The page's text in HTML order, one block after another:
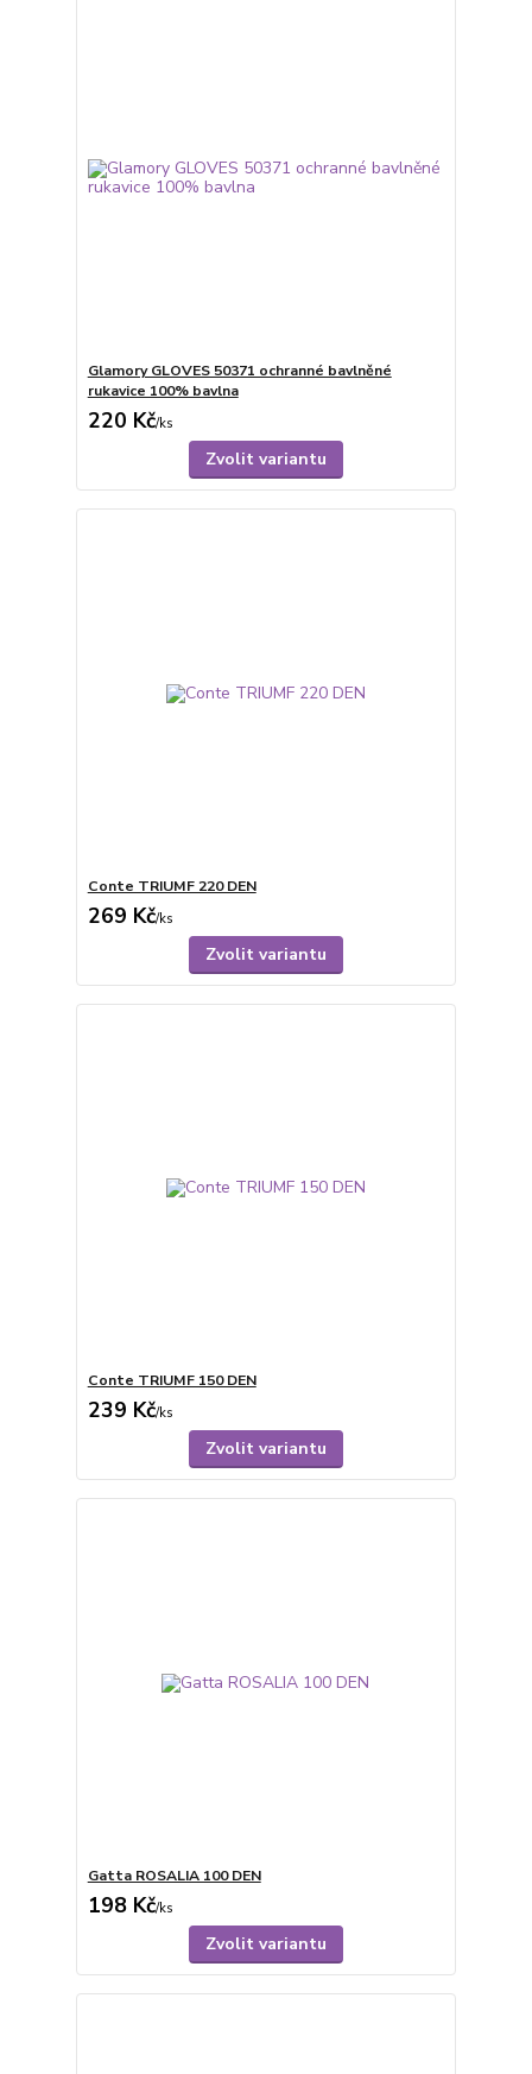
Glamory GLOVES 50371 ochranné bavlněné
rukavice 100% bavlna
220 Kč/ks
Zvolit variantu
Conte TRIUMF 220 DEN
269 Kč/ks
Zvolit variantu
Conte TRIUMF 150 DEN
239 Kč/ks
Zvolit variantu
Gatta ROSALIA 100 DEN
198 Kč/ks
Zvolit variantu